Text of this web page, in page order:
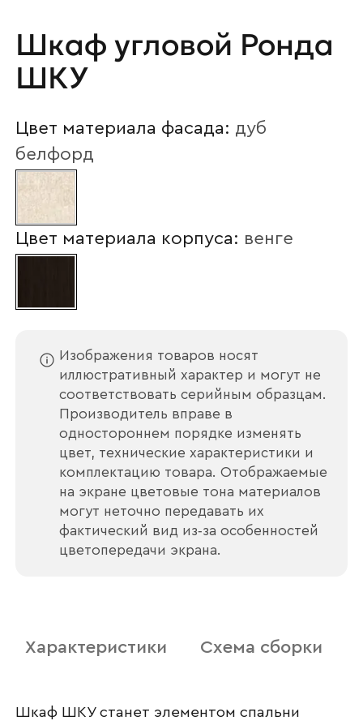
Шкаф угловой Ронда
ШКУ
Цвет материала фасада: дуб
белфорд
Цвет материала корпуса: венге
Изображения товаров носят
иллюстративный характер и могут не
соответствовать серийным образцам.
Производитель вправе в
одностороннем порядке изменять
цвет, технические характеристики и
комплектацию товара. Отображаемые
на экране цветовые тона материалов
могут неточно передавать их
фактический вид из‑за особенностей
цветопередачи экрана.
Характеристики Схема сборки
Шкаф ШКУ станет элементом спальни